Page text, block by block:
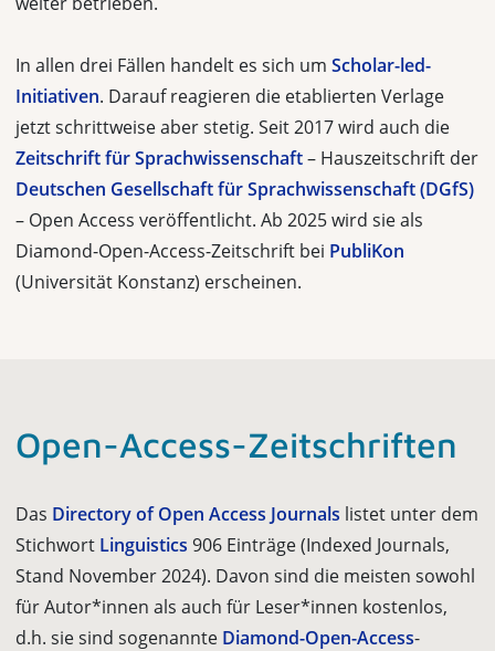
In allen drei Fällen handelt es sich um Scholar-led-
Initiativen. Darauf reagieren die etablierten Verlage
jetzt schrittweise aber stetig. Seit 2017 wird auch die
Zeitschrift für Sprachwissenschaft– Hauszeitschrift der
Deutschen Gesellschaft für Sprachwissenschaft (DGfS)
– Open Access veröffentlicht. Ab 2025 wird sie als
Diamond-Open-Access-Zeitschrift bei PubliKon
(Universität Konstanz) erscheinen.
Open-Access-Zeitschriften
Das Directory of Open Access Journals listet unter dem
Stichwort Linguistics 906 Einträge (Indexed Journals,
Stand November 2024). Davon sind die meisten sowohl
für Autor*innen als auch für Leser*innen kostenlos,
d.h. sie sind sogenannte Diamond-Open-Access-